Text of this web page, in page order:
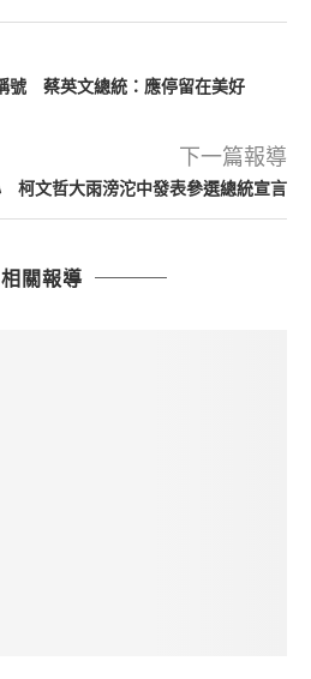
號 蔡英文總統：應停留在美好
下一篇報導
柯文哲大雨滂沱中發表參選總統宣言
相關報導